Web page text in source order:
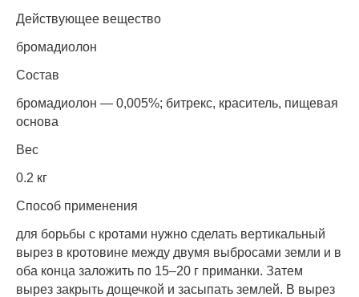
Действующее вещество
бромадиолон
Состав
бромадиолон — 0,005%; битрекс, краситель, пищевая
основа
Вес
0.2 кг
Способ применения
для борьбы с кротами нужно сделать вертикальный
вырез в кротовине между двумя выбросами земли и в
оба конца заложить по 15–20 г приманки. Затем
вырез закрыть дощечкой и засыпать землей. В вырез